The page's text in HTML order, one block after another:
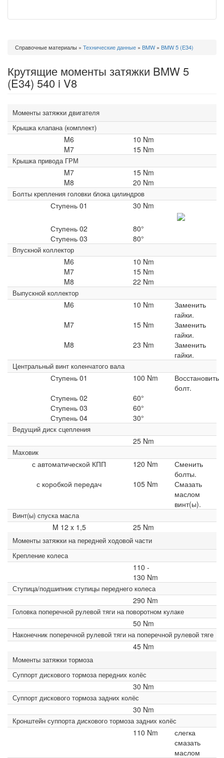
Вы
Справочные материалы » Технические данные » BMW » BMW 5 (E34)
Крутящие моменты затяжки BMW 5
(E34) 540 i V8
Моменты затяжки двигателя
Крышка клапана (комплект)
M6
10 Nm
M7
15 Nm
Крышка привода ГРМ
M7
15 Nm
M8
20 Nm
Болты крепления головки блока цилиндров
Ступень 01 30 Nm
Ступень 02
80°
Ступень 03
80°
Впускной коллектор
M6
10 Nm
M7
15 Nm
M8
22 Nm
Выпускной коллектор
M6 10 Nm
Заменить
гайки.
M7
15 Nm
Заменить
гайки.
M8
23 Nm
Заменить
гайки.
Центральный винт коленчатого вала
Ступень 01 100 Nm
Восстановить
болт.
Ступень 02
60°
Ступень 03
60°
Ступень 04
30°
Ведущий диск сцепления
25 Nm
Маховик
с автоматической КПП 120 Nm
Сменить
болты.
с коробкой передач
105 Nm
Смазать
маслом
винт(ы).
Винт(ы) спуска масла
M 12 x 1,5 25 Nm
Моменты затяжки на передней ходовой части
Крепление колеса
110 -
130 Nm
Ступица/подшипник ступицы переднего колеса
290 Nm
Головка поперечной рулевой тяги на поворотном кулаке
50 Nm
Наконечник поперечной рулевой тяги на поперечной рулевой тяге
45 Nm
Моменты затяжки тормоза
Суппорт дискового тормоза передних колёс
30 Nm
Суппорт дискового тормоза задних колёс
30 Nm
Кронштейн суппорта дискового тормоза задних колёс
110 Nm
слегка
смазать
маслом